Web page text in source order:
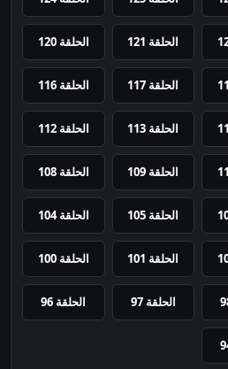
الحلقة 121 الحلقة 120
الحلقة 117 الحلقة 116
الحلقة 113 الحلقة 112
الحلقة 109 الحلقة 108
الحلقة 105 الحلقة 104
الحلقة 101 الحلقة 100
الحلقة 97 الحلقة 96